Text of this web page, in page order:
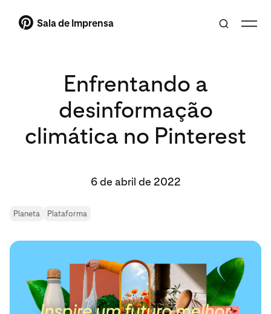
Sala de Imprensa
Enfrentando a
desinformação
climática no Pinterest
6 de abril de 2022
Planeta Plataforma